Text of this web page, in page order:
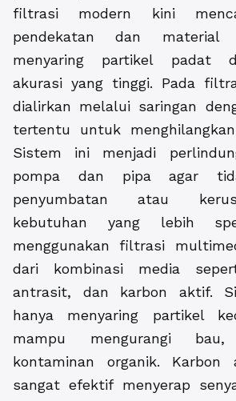
filtrasi modern kini
pendekatan dan material
menyaring partikel padat
akurasi yang tinggi. Pada
dialirkan melalui saringan
tertentu untuk
Sistem ini menjadi
pompa dan pipa agar
penyumbatan atau
kebutuhan yang lebih
menggunakan filtrasi
dari kombinasi media
antrasit, dan karbon aktif.
hanya menyaring partikel
mampu mengurangi
kontaminan organik. Karbon
sangat efektif menyerap